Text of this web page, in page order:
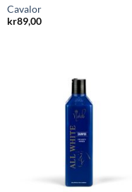
Cavalor
kr89,00